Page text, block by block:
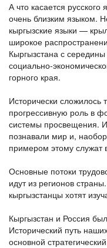
А что касается
очень близким языком.
кыргызские языки —
широкое
Кыргызстана с
социально-
горного края.
Исторически сложилось
прогрессивную роль в
системы просвещения.
познавали мир и,
примером этому служат
Основные потоки
идут из регионов
кыргызстанцы хотят
Кыргызстан и Россия
Исторический путь
основной